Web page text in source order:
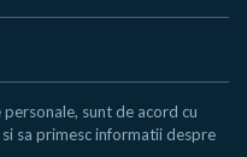
sunt de acord cu
si sa primesc informatii despre